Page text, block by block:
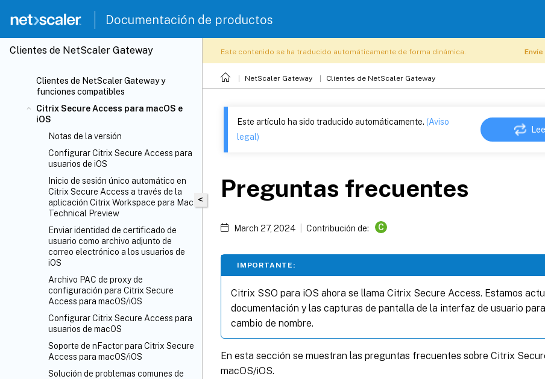
Documentación de productos
Clientes de NetScaler Gateway
Clientes de NetScaler Gateway y
funciones compatibles
Citrix Secure Access para macOS e
iOS
Notas de la versión
Configurar Citrix Secure Access para
usuarios de iOS
Inicio de sesión único automático en
Citrix Secure Access a través de la
aplicación Citrix Workspace para Mac:
Technical Preview
Enviar identidad de certificado de
usuario como archivo adjunto de
correo electrónico a los usuarios de
iOS
Archivo PAC de proxy de
configuración para Citrix Secure
Access para macOS/iOS
Configurar Citrix Secure Access para
usuarios de macOS
Soporte de nFactor para Citrix Secure
Access para macOS/iOS
Solución de problemas comunes de
Este contenido se ha traducido automáticamente de forma dinámica.
NetScaler Gateway Clientes de NetScaler Gateway
<
Este artículo ha sido traducido automáticamente. (Aviso
legal)
Preguntas frecuentes
March 27, 2024 Contribución de: C
IMPORTANTE:
Citrix SSO para iOS ahora se llama Citrix Secure Access. Estamos
documentación y las capturas de pantalla de la interfaz de usuario
cambio de nombre.
En esta sección se muestran las preguntas frecuentes sobre Citrix
macOS/iOS.